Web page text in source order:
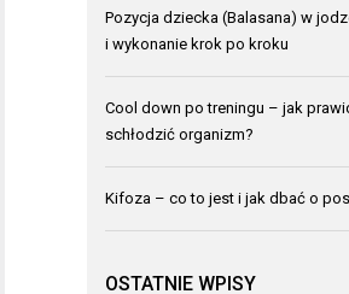
Pozycja dziecka (Balasana) w
i wykonanie krok po kroku
Cool down po treningu – jak
schłodzić organizm?
Kifoza – co to jest i jak dbać o
OSTATNIE WPISY